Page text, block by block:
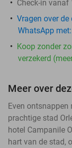
Check-in vanaf
Vragen over
WhatsApp
Koop zonder
verzekerd
Meer over
Even ontsnappen
prachtige stad
hotel Campanile
hart van de stad,